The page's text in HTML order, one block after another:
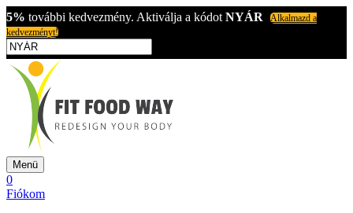
5% további kedvezmény. Aktiválja a kódot NYÁR
Alkalmazd a
kedvezményt!
Menü
0
Fiókom